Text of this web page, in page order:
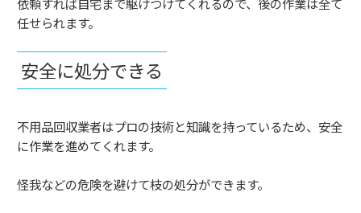
任せられます。
安全に処分できる
不用品回収業者はプロの技術と知識を持っているため、安全
に作業を進めてくれます。
怪我などの危険を避けて枝の処分ができます。